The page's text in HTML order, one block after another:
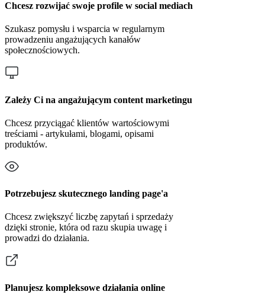
Chcesz rozwijać swoje profile w social mediach
Szukasz pomysłu i wsparcia w regularnym
prowadzeniu angażujących kanałów
społecznościowych.
Zależy Ci na angażującym content marketingu
Chcesz przyciągać klientów wartościowymi
treściami - artykułami, blogami, opisami
produktów.
Potrzebujesz skutecznego landing page'a
Chcesz zwiększyć liczbę zapytań i sprzedaży
dzięki stronie, która od razu skupia uwagę i
prowadzi do działania.
Planujesz kompleksowe działania online